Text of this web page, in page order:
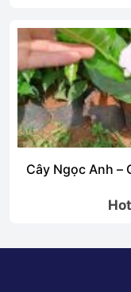
Cây Ngọc Anh –